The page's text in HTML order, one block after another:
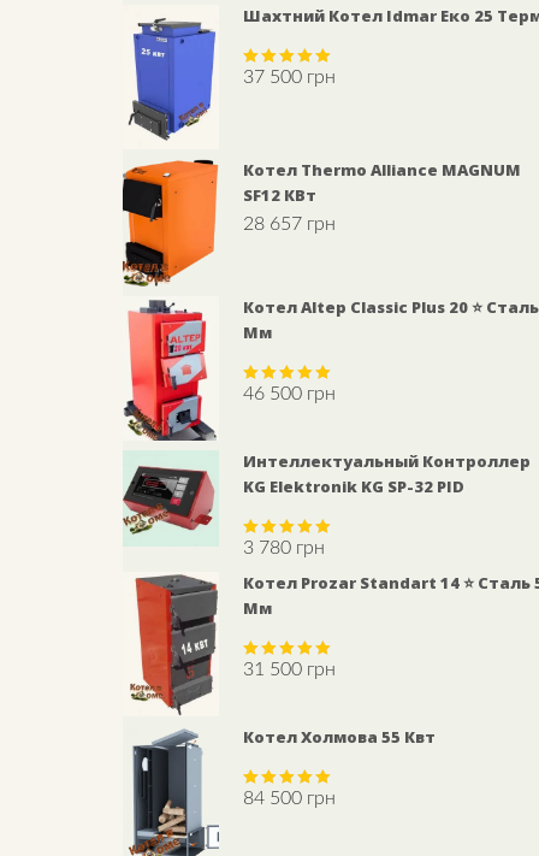
Шахтний Котел Idmar Еко 25
Rated5.00
37 500 грн
Котел Thermo Alliance MAGNUM
SF12 КВт
28 657 грн
Котел Altep Classic Plus 20 ⭐
Мм
Rated 5.00
46 500 грн
Интеллектуальный Контроллер
KG Elektronik KG SP-32 PID
Rated 5.00
3 780 грн
Котел Prozar Standart 14 ⭐ Сталь
Мм
Rated 5.00
31 500 грн
Котел Холмова 55 Квт
Rated 5.00
84 500 грн